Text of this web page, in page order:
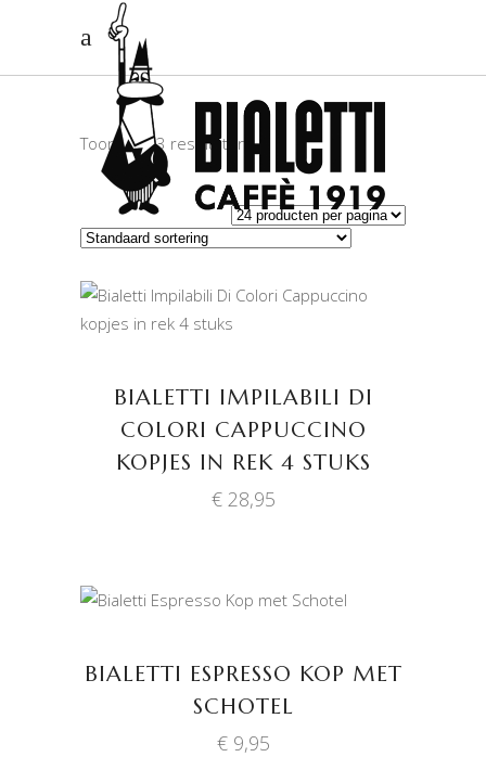
Toont alle 3 resultaten
TOEVOEGEN AAN
WINKELWAGEN
BIALETTI IMPILABILI DI
COLORI CAPPUCCINO
KOPJES IN REK 4 STUKS
€28,95
BIALETTI ESPRESSO KOP MET
SCHOTEL
€9,95